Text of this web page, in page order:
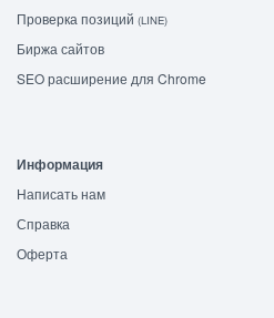
Проверка позиций (LINE)
Биржа сайтов
SEO расширение для Chrome
Информация
Написать нам
Справка
Оферта